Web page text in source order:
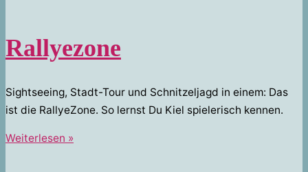
Rallyezone
Sightseeing, Stadt-Tour und Schnitzeljagd in einem: Das
ist die RallyeZone. So lernst Du Kiel spielerisch kennen.
Rallyezone
Weiterlesen »